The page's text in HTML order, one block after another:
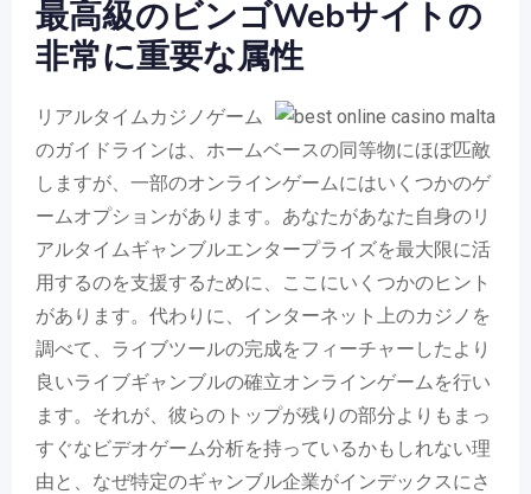
最高級のビンゴWebサイトの
非常に重要な属性
リアルタイムカジノゲーム
のガイドラインは、ホームベースの同等物にほぼ匹敵
しますが、一部のオンラインゲームにはいくつかのゲ
ームオプションがあります。あなたがあなた自身のリ
アルタイムギャンブルエンタープライズを最大限に活
用するのを支援するために、ここにいくつかのヒント
があります。代わりに、インターネット上のカジノを
調べて、ライブツールの完成をフィーチャーしたより
良いライブギャンブルの確立オンラインゲームを行い
ます。それが、彼らのトップが残りの部分よりもまっ
すぐなビデオゲーム分析を持っているかもしれない理
由と、なぜ特定のギャンブル企業がインデックスにさ